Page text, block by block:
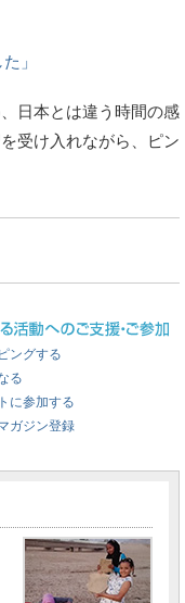
」
日本とは違う時間の感
受け入れながら、ピン
ングする
る
に参加する
ガジン登録